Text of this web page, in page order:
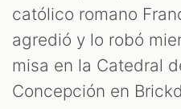
católico romano
agredió y lo robó
misa en la Catedral
Concepción en